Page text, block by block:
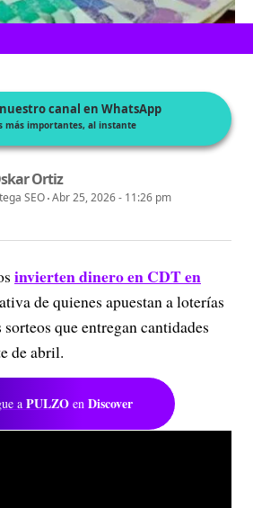
el artículo
canal en WhatsApp
más importantes, al instante
Ortiz
SEO Abr 25, 2026 - 11:26 pm
invierten dinero en CDT en
de quienes apuestan a loterías
que entregan cantidades
de abril.
a PULZO en Discover